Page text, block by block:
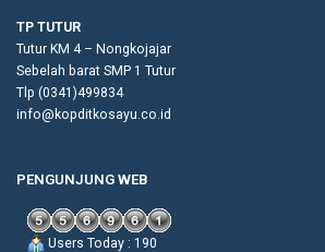
TP TUTUR
Tutur KM 4 – Nongkojajar
Sebelah barat SMP 1 Tutur
Tlp (0341)499834
info@kopditkosayu.co.id
PENGUNJUNG WEB
Users Today : 190